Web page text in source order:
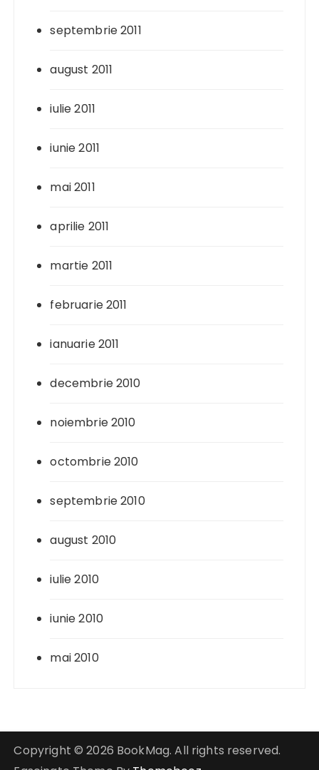
septembrie 2011
august 2011
iulie 2011
iunie 2011
mai 2011
aprilie 2011
martie 2011
februarie 2011
ianuarie 2011
decembrie 2010
noiembrie 2010
octombrie 2010
septembrie 2010
august 2010
iulie 2010
iunie 2010
mai 2010
Copyright © 2026 BookMag. All rights reserved.